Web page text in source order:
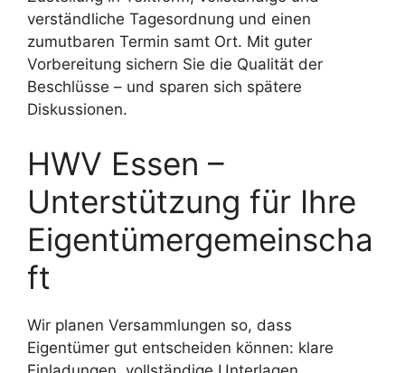
verständliche Tagesordnung und einen
zumutbaren Termin samt Ort. Mit guter
Vorbereitung sichern Sie die Qualität der
Beschlüsse – und sparen sich spätere
Diskussionen.
HWV Essen –
Unterstützung für Ihre
Eigentümergemeinscha
ft
Wir planen Versammlungen so, dass
Eigentümer gut entscheiden können: klare